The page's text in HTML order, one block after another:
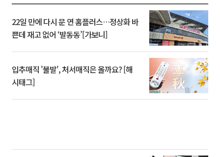
22일 만에 다시 문 연 홈플러스…정상화 바
쁜데 재고 없어 ‘발동동’[가보니]
입추매직 '불발', 처서매직은 올까요? [해
시태그]